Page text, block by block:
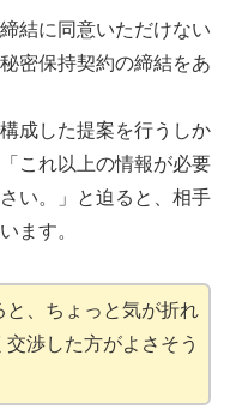
結に同意いただけない
密保持契約の締結をあ
成した提案を行うしか
これ以上の情報が必要
い。」と迫ると、相手
ます。
と、ちょっと気が折れ
渉した方がよさそう